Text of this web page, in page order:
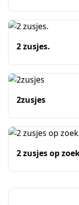
2 zusjes.
2zusjes
2 zusjes op